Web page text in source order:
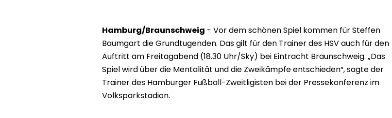
Hamburg/Braunschweig - Vor dem schönen Spiel kommen für Steffen
Baumgart die Grundtugenden. Das gilt für den Trainer des HSV auch für den
Auftritt am Freitagabend (18.30 Uhr/Sky) bei Eintracht Braunschweig. „Das
Spiel wird über die Mentalität und die Zweikämpfe entschieden“, sagte der
Trainer des Hamburger Fußball-Zweitligisten bei der Pressekonferenz im
Volksparkstadion.